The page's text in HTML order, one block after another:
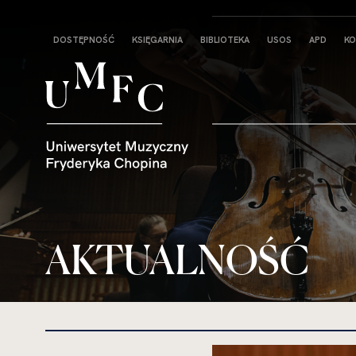
Strona
DOSTĘPNOŚĆ KSIĘGARNIA BIBLIOTEKA USOS APD
AKTUALNOŚĆ